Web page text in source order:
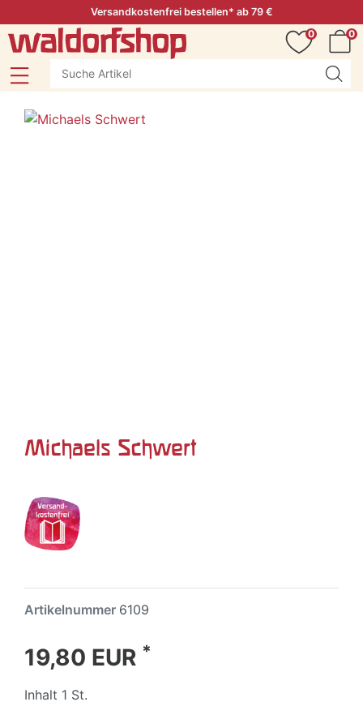
Versandkostenfrei bestellen* ab 79 €
0
0
Michaels Schwert
Artikelnummer 6109
19,80 EUR *
Inhalt 1 St.